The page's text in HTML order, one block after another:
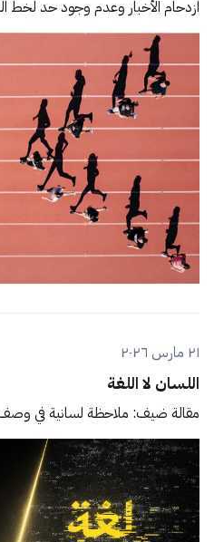
ازدحام الأخبار وعدم وجود حد لخط
٢١ مارس ٢٠٢٦
اللسان لا اللغة
مقالة ضيف: ملاحظة لسانية في وصف